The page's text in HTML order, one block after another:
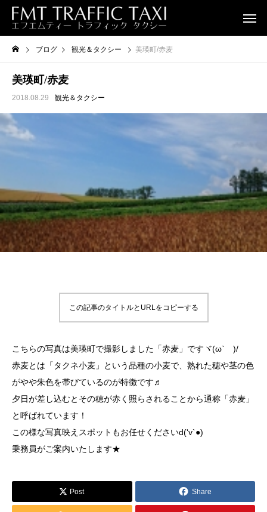
ブログ 観光＆タクシー 美瑛町/赤麦
美瑛町/赤麦
2018.08.29 観光＆タクシー
この記事のタイトルとURLをコピーする
こちらの写真は美瑛町で撮影しました「赤麦」ですヾ(ω` )/
赤麦とは「タクネ小麦」という品種の小麦で、熟れた穂や茎の色
がやや朱色を帯びているのが特徴です♬
夕日が差し込むとその穂が赤く照らされることから通称「赤麦」
と呼ばれています！
この様な写真映えスポットもお任せくださいd(‘v`●)
乗務員がご案内いたします★
Post Share